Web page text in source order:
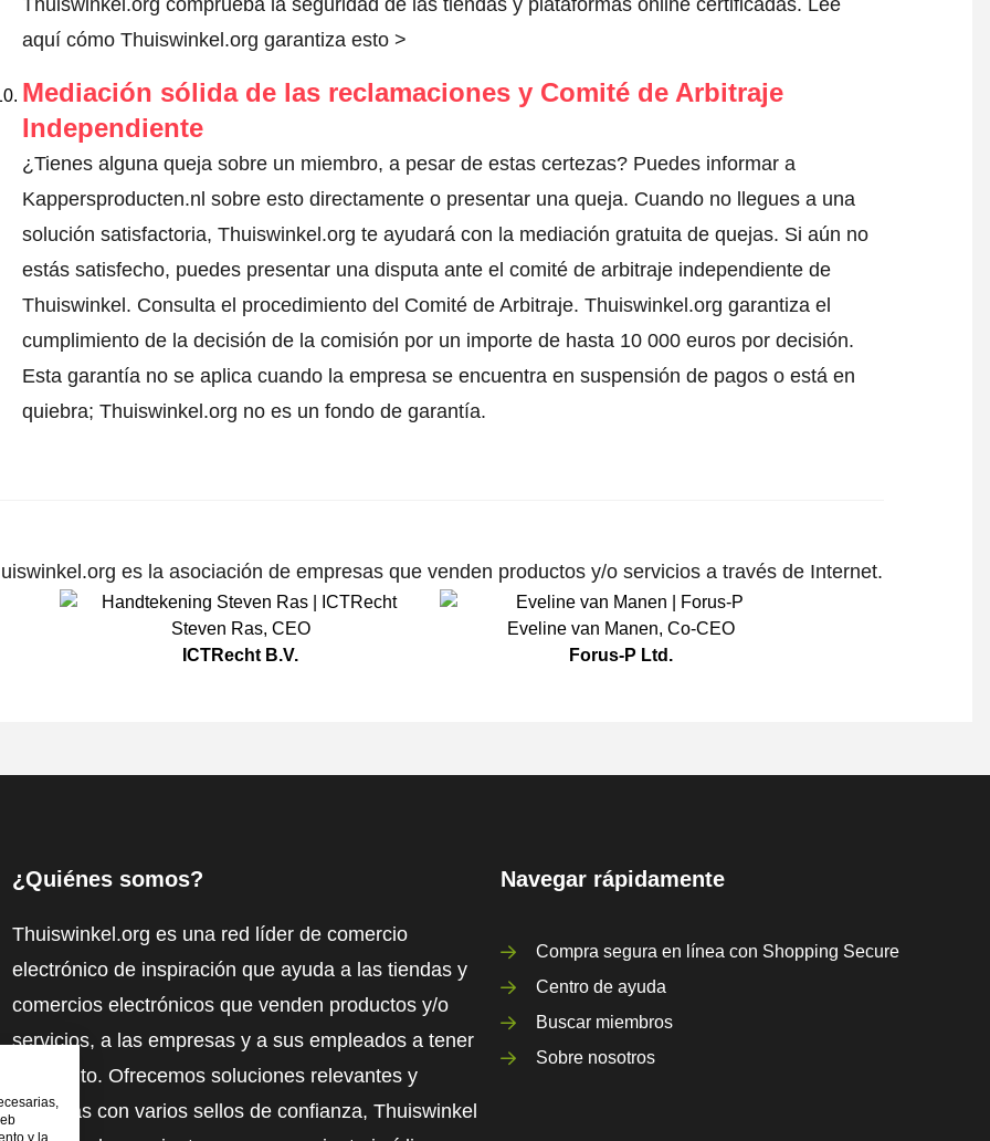
aquí cómo Thuiswinkel.org garantiza esto >
Mediación sólida de las reclamaciones y Comité de Arbitraje
Independiente
¿Tienes alguna queja sobre un miembro, a pesar de estas certezas? Puedes informar a
Kappersproducten.nl sobre esto directamente o presentar una queja. Cuando no llegues a una
solución satisfactoria, Thuiswinkel.org te ayudará con la mediación gratuita de quejas. Si aún no
estás satisfecho, puedes presentar una disputa ante el comité de arbitraje independiente de
Thuiswinkel. Consulta el procedimiento del Comité de Arbitraje. Thuiswinkel.org garantiza el
cumplimiento de la decisión de la comisión por un importe de hasta 10 000 euros por decisión.
Esta garantía no se aplica cuando la empresa se encuentra en suspensión de pagos o está en
quiebra; Thuiswinkel.org no es un fondo de garantía.
es la asociación de empresas que venden productos y/o servicios a través de Internet.
Steven Ras, CEO
ICTRecht B.V.
Eveline van Manen, Co-CEO
Forus-P Ltd.
¿Quiénes somos?
Thuiswinkel.org es una red líder de comercio
electrónico de inspiración que ayuda a las tiendas y
comercios electrónicos que venden productos y/o
servicios, a las empresas y a sus empleados a tener
más éxito. Ofrecemos soluciones relevantes y
prácticas con varios sellos de confianza, Thuiswinkel
Navegar rápidamente
Compra segura en línea con Shopping Secure
Centro de ayuda
Buscar miembros
Sobre nosotros
y la